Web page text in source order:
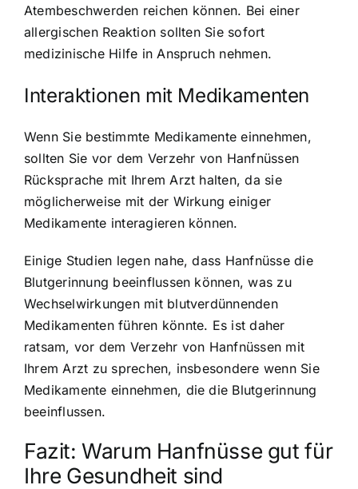
Atembeschwerden reichen können. Bei einer
allergischen Reaktion sollten Sie sofort
medizinische Hilfe in Anspruch nehmen.
Interaktionen mit Medikamenten
Wenn Sie bestimmte Medikamente einnehmen,
sollten Sie vor dem Verzehr von Hanfnüssen
Rücksprache mit Ihrem Arzt halten, da sie
möglicherweise mit der Wirkung einiger
Medikamente interagieren können.
Einige Studien legen nahe, dass Hanfnüsse die
Blutgerinnung beeinflussen können, was zu
Wechselwirkungen mit blutverdünnenden
Medikamenten führen könnte. Es ist daher
ratsam, vor dem Verzehr von Hanfnüssen mit
Ihrem Arzt zu sprechen, insbesondere wenn Sie
Medikamente einnehmen, die die Blutgerinnung
beeinflussen.
Fazit: Warum Hanfnüsse gut für
Ihre Gesundheit sind